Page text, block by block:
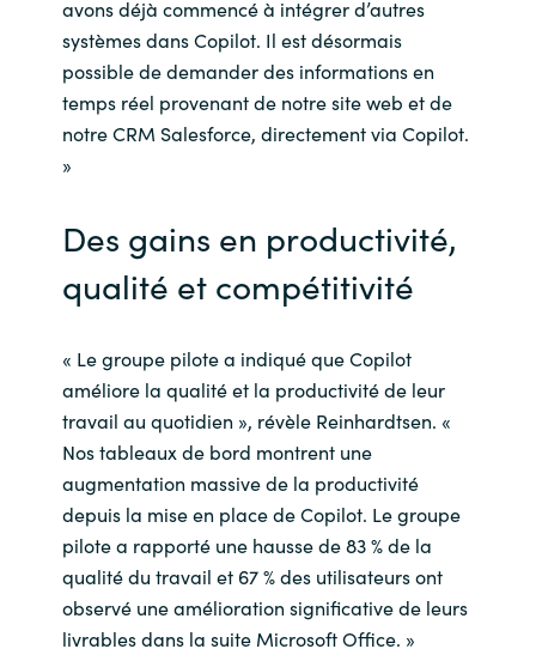
avons déjà commencé à intégrer d’autres
systèmes dans Copilot. Il est désormais
possible de demander des informations en
temps réel provenant de notre site web et de
notre CRM Salesforce, directement via Copilot.
»
Des gains en productivité,
qualité et compétitivité
« Le groupe pilote a indiqué que Copilot
améliore la qualité et la productivité de leur
travail au quotidien », révèle Reinhardtsen. «
Nos tableaux de bord montrent une
augmentation massive de la productivité
depuis la mise en place de Copilot. Le groupe
pilote a rapporté une hausse de 83 % de la
qualité du travail et 67 % des utilisateurs ont
observé une amélioration significative de leurs
livrables dans la suite Microsoft Office. »